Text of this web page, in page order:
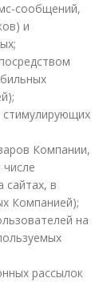
сообщений,
и
стимулирующих
Компании,
сайтах, в
Компанией);
на
рассылок